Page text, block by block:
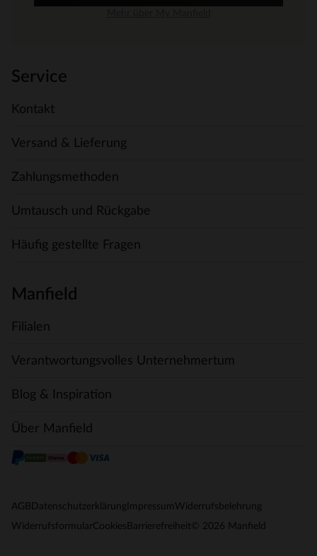
Service
Kontakt
Versand & Lieferung
Zahlungsmethoden
Umtausch und Rückgabe
Häufig gestellte Fragen
Manfield
Filialen
Verantwortungsvolles Unternehmertum
Blog & Inspiration
Über Manfield
AGB Datenschutzerklärung Impressum Widerrufsbelehrung
WiderrufsformularCookies Barrierefreiheit © 2026 Manfield